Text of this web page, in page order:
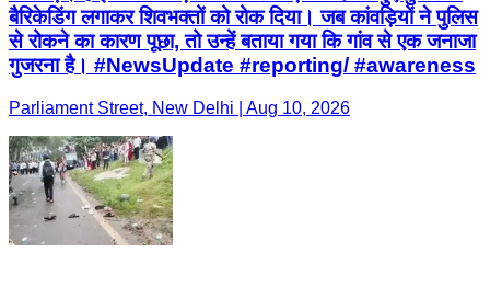
बैरिकेडिंग लगाकर शिवभक्तों को रोक दिया। जब कांवड़ियों ने पुलिस
से रोकने का कारण पूछा, तो उन्हें बताया गया कि गांव से एक जनाजा
गुजरना है। #NewsUpdate #reporting/ #awareness
Parliament Street, New Delhi | Aug 10, 2026